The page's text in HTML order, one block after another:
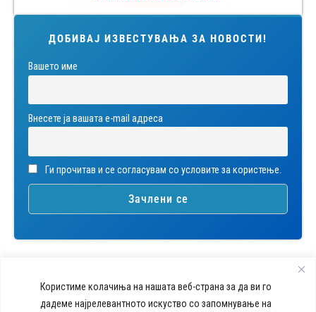
Користиме колачиња на нашата веб-страна за да ви го
дадеме најрелевантното искуство со запомнување на
ДОБИВАЈ ИЗВЕСТУВАЊА ЗА НОВОСТИ!
Вашето име
Внесете ја вашата е-mail адреса
Ги прочитав и се согласувам со условите за користење.